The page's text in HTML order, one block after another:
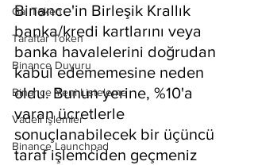
Gal Token
Taraftar Token
Binance Duyuru
Binance Yeni Listeleme
Vadeli işlemler
Binance Launchpad
Binance'in Birleşik Krallık
banka/kredi kartlarını veya
banka havalelerini doğrudan
kabul edememesine neden
oldu. Bunun yerine, %10'a
varan ücretlerle
sonuçlanabilecek bir üçüncü
taraf işlemciden geçmeniz